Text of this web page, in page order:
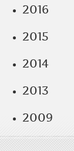
2016
2015
2014
2013
2009